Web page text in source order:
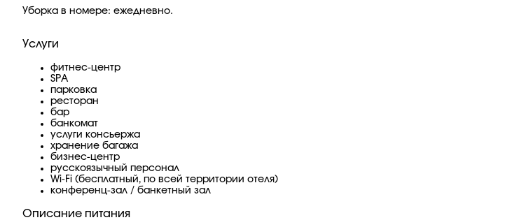
Уборка в номере: ежедневно.
Услуги
фитнес-центр
SPA
парковка
ресторан
бар
банкомат
услуги консьержа
хранение багажа
бизнес-центр
русскоязычный персонал
Wi-Fi (бесплатный, по всей территории отеля)
конференц-зал / банкетный зал
Описание питания